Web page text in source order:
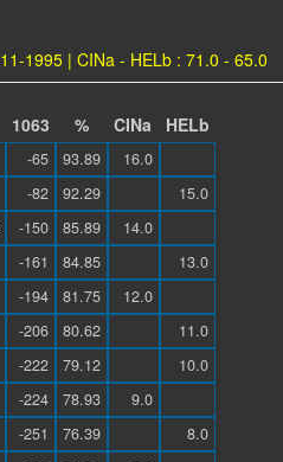
1995 | CINa - HELb : 71.0 - 65.0
1063 % CINa HELb
-65 93.89
16.0
-82 92.29
15.0
-150 85.89
14.0
-161 84.85
13.0
-194 81.75
12.0
-206 80.62
11.0
-222 79.12
10.0
-224 78.93
9.0
-251 76.39
8.0